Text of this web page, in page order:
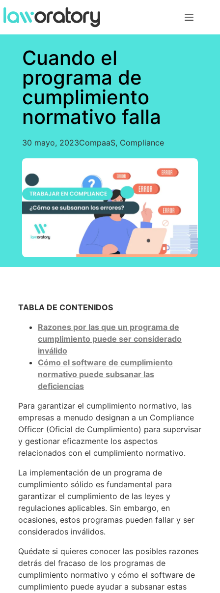
Cuando el
programa de
cumplimiento
normativo falla
30 mayo, 2023CompaaS, Compliance
TABLA DE CONTENIDOS
Razones por las que un programa de
cumplimiento puede ser considerado
inválido
Cómo el software de cumplimiento
normativo puede subsanar las
deficiencias
Para garantizar el cumplimiento normativo, las
empresas a menudo designan a un Compliance
Officer (Oficial de Cumplimiento) para supervisar
y gestionar eficazmente los aspectos
relacionados con el cumplimiento normativo.
La implementación de un programa de
cumplimiento sólido es fundamental para
garantizar el cumplimiento de las leyes y
regulaciones aplicables. Sin embargo, en
ocasiones, estos programas pueden fallar y ser
considerados inválidos.
Quédate si quieres conocer las posibles razones
detrás del fracaso de los programas de
cumplimiento normativo y cómo el software de
cumplimiento puede ayudar a subsanar estas